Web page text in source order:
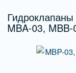
MBA-03,